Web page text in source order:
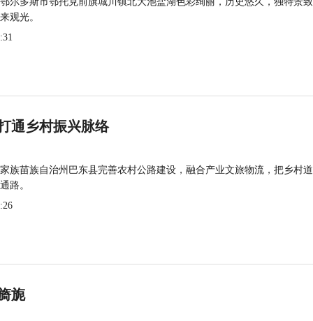
观光。
通乡村振兴脉络
族苗族自治州巴东县完善农村公路建设，融合产业文旅物流，把乡村
路。
旎